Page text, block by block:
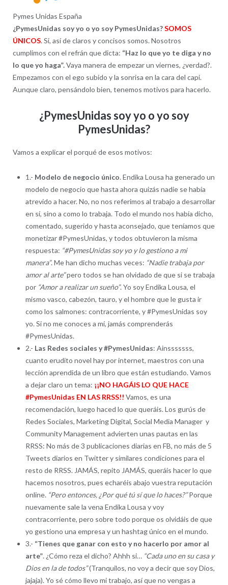
Pymes Unidas España
¿PymesUnidas soy yo o yo soy PymesUnidas?SOMOS
ÚNICOS. Si, así de claros y concisos somos. Nosotros
cumplimos con el refrán que dicta: “Haz lo que yo te diga y no
lo que yo haga”.Vaya manera de empezar un viernes, ¿verdad?.
Empezamos con el ego subido y la sonrisa en la cara del capi.
Aunque claro, pensándolo bien, tenemos motivos para hacerlo.
¿PymesUnidas soy yo o yo soy
PymesUnidas?
Vamos a explicar el porqué de esos motivos:
1.- Modelo de negocio único. Endika Lousa ha generado un
modelo de negocio que hasta ahora quizás nadie se había
atrevido a hacer. No, no nos referimos al trabajo a desarrollar
en sí, sino a como lo trabaja. Todo el mundo nos había dicho,
comentado, sugerido y hasta aconsejado, que teníamos que
monetizar #PymesUnidas, y todos obtuvieron la misma
respuesta: “#PymesUnidas soy yo y lo gestiono a mi
manera”. Me han dicho muchas veces: “Nadie trabaja por
amor al arte”pero todos se han olvidado de que si se trabaja
por “Amor a realizar un sueño”. Yo soy Endika Lousa, el
mismo vasco, cabezón, tauro, y el hombre que le gusta ir
como los salmones: contracorriente, y #PymesUnidas soy
yo. Si no me conoces a mí, jamás comprenderás
#PymesUnidas.
2.- Las Redes sociales y #PymesUnidas: Ainsssssss,
cuanto erudito novel hay por internet, maestros con una
lección aprendida de un libro que están estudiando. Vamos
a dejar claro un tema: ¡¡NO HAGÁIS LO QUE HACE
#PymesUnidas EN LAS RRSS!! Vamos, es una
recomendación, luego haced lo que queráis. Los gurús de
Redes Sociales, Marketing Digital, Social Media Manager y
Community Management advierten unas pautas en las
RRSS: No más de 3 publicaciones diarias en FB, no más de 5
Tweets diarios en Twitter y similares condiciones para el
resto de RRSS. JAMÁS, repito JAMÁS, queráis hacer lo que
hacemos nosotros, pues echaréis abajo vuestra reputación
online. “Pero entonces, ¿Por qué tú sí que lo haces?”Porque
nuevamente sale la vena Endika Lousa y voy
contracorriente, pero sobre todo porque os olvidáis de que
yo gestiono una empresa y un hashtag único en el mundo.
3.- “Tienes que ganar con esto y no hacerlo por amor al
arte”. ¿Cómo reza el dicho? Ahhh si… “Cada uno en su casa y
Dios en la de todos”(Tranquilos, no voy a decir que soy Dios,
jajaja). Yo sé cómo llevo mi trabajo, así que no vengas a